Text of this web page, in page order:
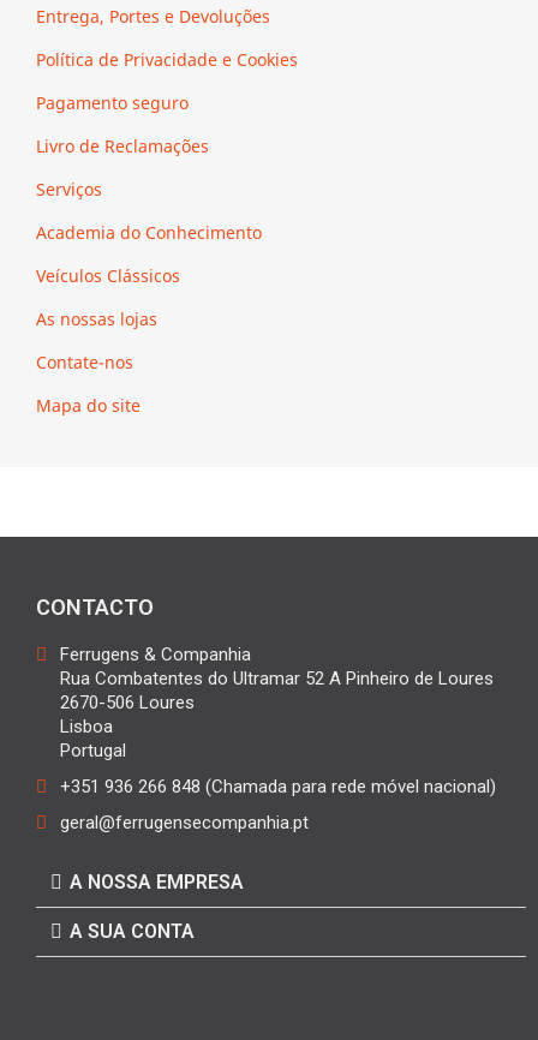
Entrega, Portes e Devoluções
Política de Privacidade e Cookies
Pagamento seguro
Livro de Reclamações
Serviços
Academia do Conhecimento
Veículos Clássicos
As nossas lojas
Contate-nos
Mapa do site
CONTACTO
Ferrugens & Companhia
Rua Combatentes do Ultramar 52 A Pinheiro de Loures
2670-506 Loures
Lisboa
Portugal
+351 936 266 848 (Chamada para rede móvel nacional)
geral@ferrugensecompanhia.pt
A NOSSA EMPRESA
A SUA CONTA